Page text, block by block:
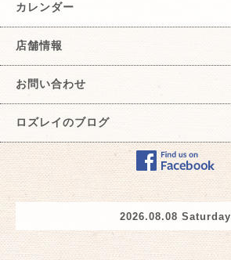
カレンダー
店舗情報
お問い合わせ
ロズレイのブログ
2026.08.08 Saturday